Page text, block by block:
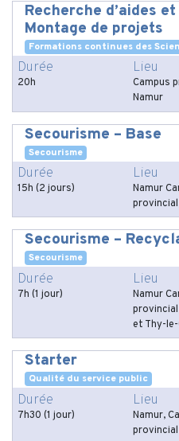
Recherche d’aides
Montage de projets
Formations continues des
Durée
20h
Lieu
Campus
Namur
Secourisme – Base
Secourisme
Durée
15h (2 jours)
Lieu
Namur
Secourisme –
Secourisme
Durée
7h (1 jour)
Lieu
Namur
et Thy-
Starter
Qualité du service public
Durée
7h30 (1 jour)
Lieu
Namur,
provincial